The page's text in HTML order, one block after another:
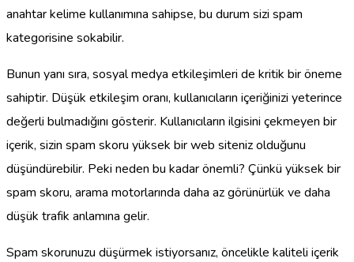
anahtar kelime kullanımına sahipse, bu durum sizi spam
kategorisine sokabilir.
Bunun yanı sıra, sosyal medya etkileşimleri de kritik bir öneme
sahiptir. Düşük etkileşim oranı, kullanıcıların içeriğinizi yeterince
değerli bulmadığını gösterir. Kullanıcıların ilgisini çekmeyen bir
içerik, sizin spam skoru yüksek bir web siteniz olduğunu
düşündürebilir. Peki neden bu kadar önemli? Çünkü yüksek bir
spam skoru, arama motorlarında daha az görünürlük ve daha
düşük trafik anlamına gelir.
Spam skorunuzu düşürmek istiyorsanız, öncelikle kaliteli içerik